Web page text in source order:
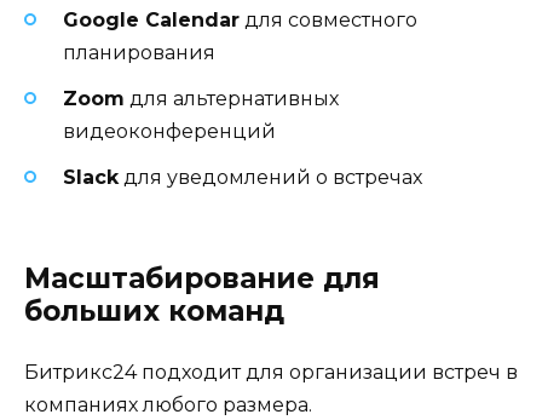
Google Calendar для совместного
планирования
Zoom для альтернативных
видеоконференций
Slackдля уведомлений о встречах
Масштабирование для
больших команд
Битрикс24 подходит для организации встреч в
компаниях любого размера.